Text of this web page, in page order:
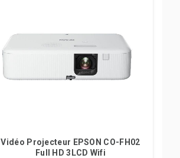
Vidéo Projecteur EPSON CO-FH02
Full HD 3LCD Wifi